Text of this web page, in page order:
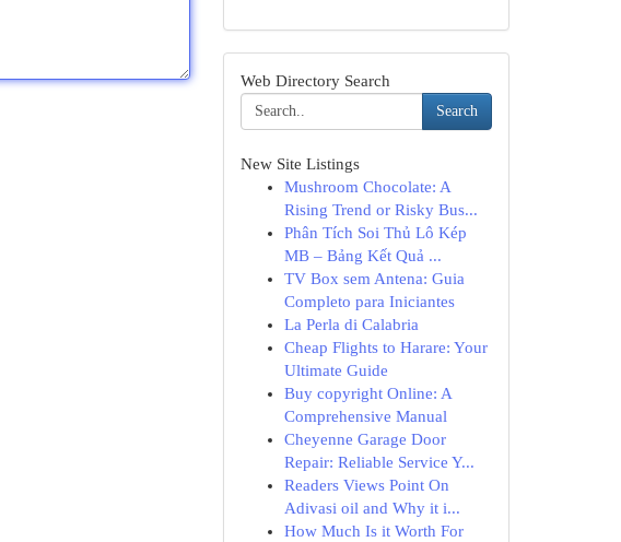
Web Directory Search
Search
New Site Listings
Mushroom Chocolate: A
Rising Trend or Risky Bus...
Phân Tích Soi Thủ Lô Kép
MB – Bảng Kết Quả ...
TV Box sem Antena: Guia
Completo para Iniciantes
La Perla di Calabria
Cheap Flights to Harare: Your
Ultimate Guide
Buy copyright Online: A
Comprehensive Manual
Cheyenne Garage Door
Repair: Reliable Service Y...
Readers Views Point On
Adivasi oil and Why it i...
How Much Is it Worth For